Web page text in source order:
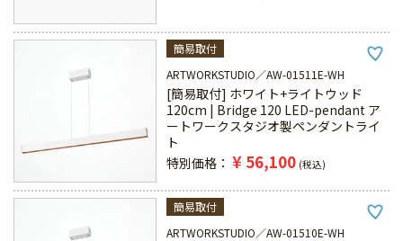
簡易取付
ARTWORKSTUDIO
AW-01511E-WH
[簡易取付] ホワイト+ライトウッド
120cm | Bridge 120 LED-pendant ア
ートワークスタジオ製ペンダントライ
ト
特別価格
¥ 56,100 税込
簡易取付
ARTWORKSTUDIO
AW-01510E-WH